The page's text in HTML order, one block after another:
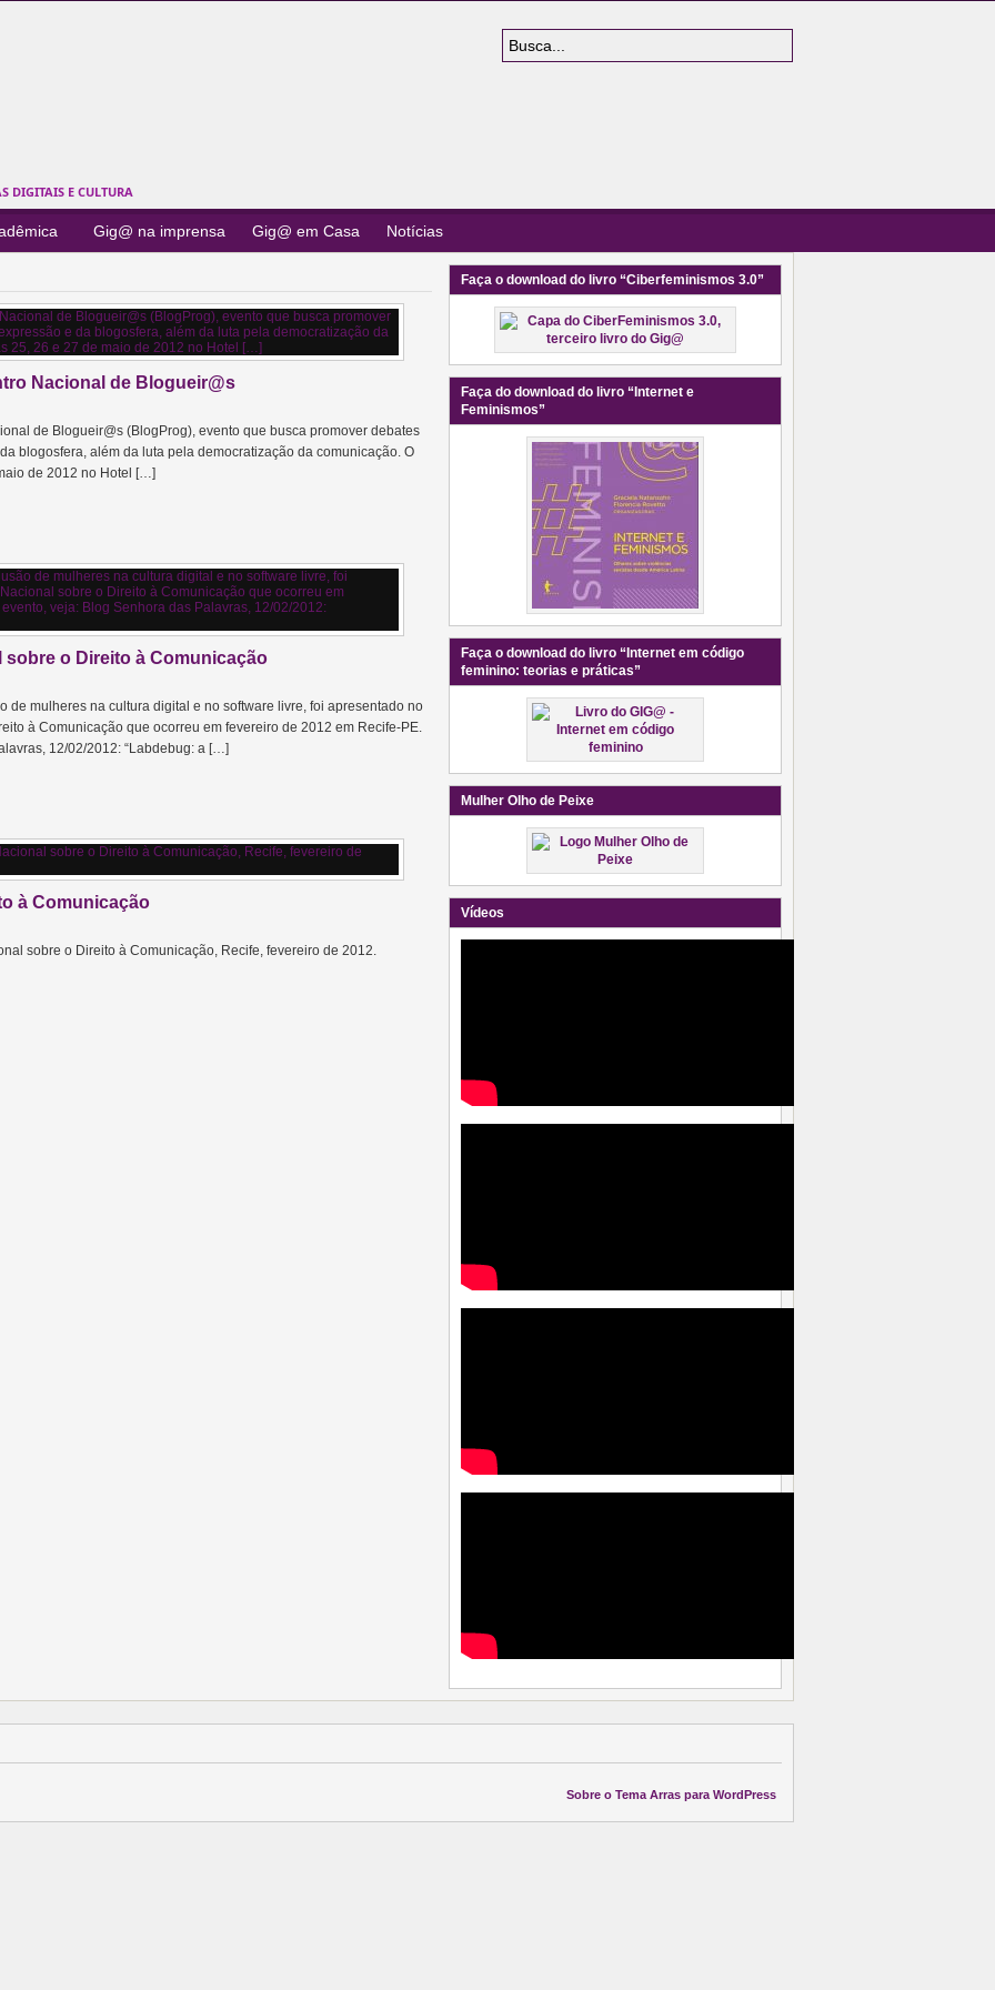
DIGITAIS E CULTURA
Gig@ na imprensa Gig@ em Casa Notícias
Nacional de Blogueir@s
de Blogueir@s (BlogProg), evento que busca promover debates
blogosfera, além da luta pela democratização da comunicação. O
de 2012 no Hotel […]
o Direito à Comunicação
de mulheres na cultura digital e no software livre, foi apresentado no
à Comunicação que ocorreu em fevereiro de 2012 em Recife-PE.
12/02/2012: “Labdebug: a […]
à Comunicação
sobre o Direito à Comunicação, Recife, fevereiro de 2012.
Faça o download do livro “Ciberfeminismos 3.0”
Faça do download do livro “Internet e
Feminismos”
Faça o download do livro “Internet em código
feminino: teorias e práticas”
Mulher Olho de Peixe
Vídeos
Sobre o Tema Arras para WordPress